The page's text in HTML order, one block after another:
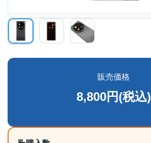
販売価格
8,800円(税込)